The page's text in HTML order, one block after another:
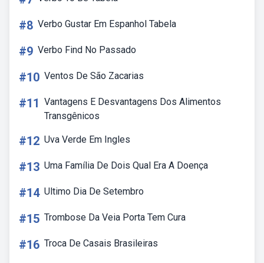
#8 Verbo Gustar Em Espanhol Tabela
#9 Verbo Find No Passado
#10 Ventos De São Zacarias
#11 Vantagens E Desvantagens Dos Alimentos
Transgênicos
#12 Uva Verde Em Ingles
#13 Uma Família De Dois Qual Era A Doença
#14 Ultimo Dia De Setembro
#15 Trombose Da Veia Porta Tem Cura
#16 Troca De Casais Brasileiras